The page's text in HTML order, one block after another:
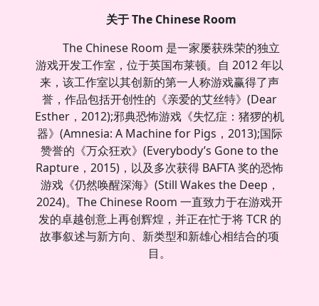
关于 The Chinese Room
The Chinese Room 是一家屡获殊荣的独立
游戏开发工作室，位于英国布莱顿。自 2012 年以
来，该工作室以其创新的第一人称游戏赢得了声
誉，作品包括开创性的《亲爱的艾丝特》(Dear
Esther，2012);邪典恐怖游戏《失忆症：猪猡的机
器》(Amnesia: A Machine for Pigs，2013);国际
赞誉的《万众狂欢》(Everybody’s Gone to the
Rapture，2015)，以及多次获得 BAFTA 奖的恐怖
游戏《仍然唤醒深海》(Still Wakes the Deep，
2024)。The Chinese Room 一直致力于在游戏开
发的卓越创意上再创辉煌，并正在忙于将 TCR 的
故事叙述与新方向、新类型和新雄心相结合的项
目。